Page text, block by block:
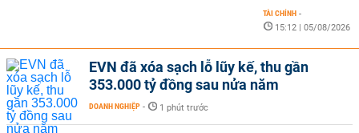
TÀI CHÍNH -
15:12 | 05/08/2026
EVN đã xóa sạch lỗ lũy kế, thu gần
353.000 tỷ đồng sau nửa năm
DOANH NGHIỆP - 1 phút trước